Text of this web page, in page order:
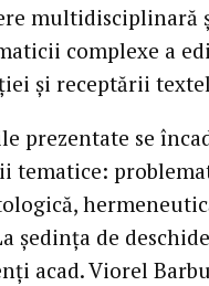
complexe a
şi receptării
prezentate se
tematice:
şedinţa de
acad. Viorel